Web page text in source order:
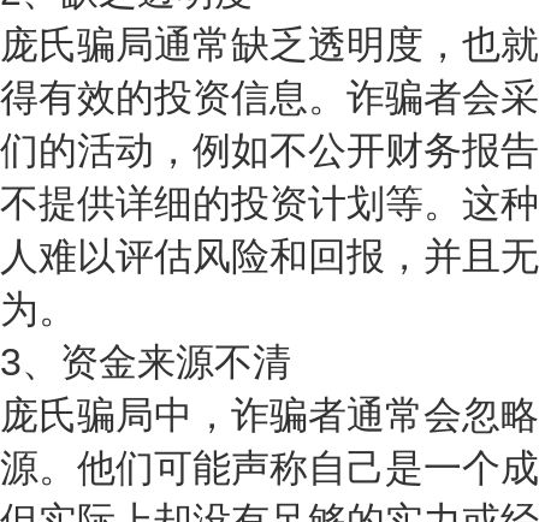
庞氏骗局通常缺乏透明度，也
得有效的投资信息。诈骗者会
们的活动，例如不公开财务报
不提供详细的投资计划等。这
人难以评估风险和回报，并且
为。
3、资金来源不清
庞氏骗局中，诈骗者通常会忽
源。他们可能声称自己是一个